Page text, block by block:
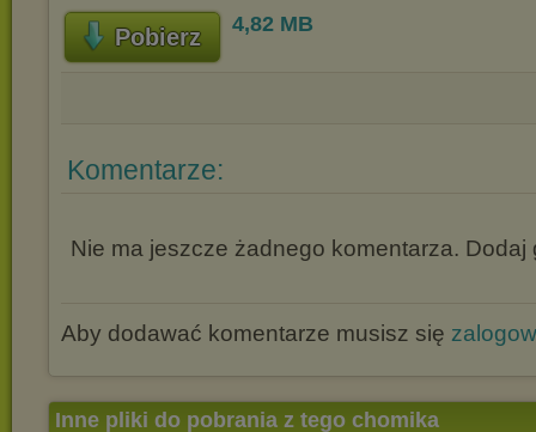
Pobierz 4,82 MB
Komentarze:
Nie ma jeszcze żadnego komentarza. Dodaj
Aby dodawać komentarze musisz się
Inne pliki do pobrania z tego chomika